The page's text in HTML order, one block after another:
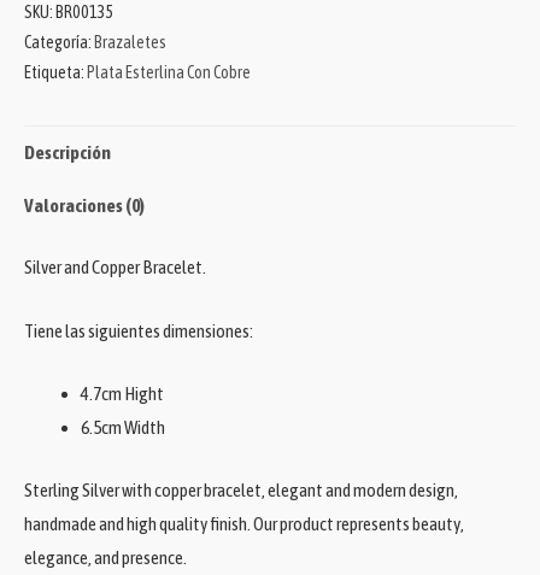
SKU: BR00135
Categoría: Brazaletes
Etiqueta: Plata Esterlina Con Cobre
Descripción
Valoraciones (0)
Silver and Copper Bracelet.
Tiene las siguientes dimensiones:
4.7cm Hight
6.5cm Width
Sterling Silver with copper bracelet, elegant and modern design,
handmade and high quality finish. Our product represents beauty,
elegance, and presence.